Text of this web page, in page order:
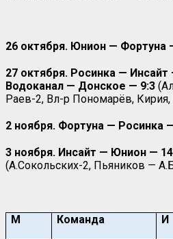
26 октября. Юнион — Фортуна
27 октября. Росинка — Инсайт
Водоканал — Донское — 9:3
Раев-2, Вл-р Пономарёв, Кирия,
2 ноября. Фортуна — Росинка
3 ноября. Инсайт — Юнион —
(А.Сокольских-2, Пьяников —
М Команда И